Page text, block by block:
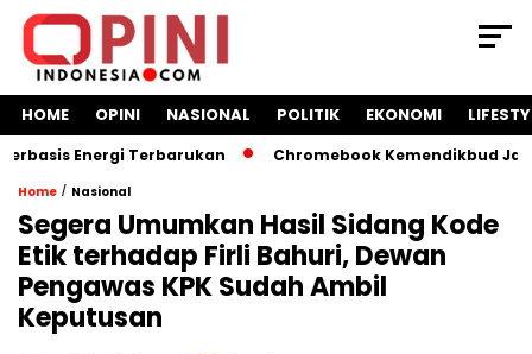
HOME OPINI NASIONAL POLITIK EKONOMI
Energi Terbarukan Chromebook Kemendikbud Jadi
Home / Nasional
Segera Umumkan Hasil Sidang Kode
Etik terhadap Firli Bahuri, Dewan
Pengawas KPK Sudah Ambil
Keputusan